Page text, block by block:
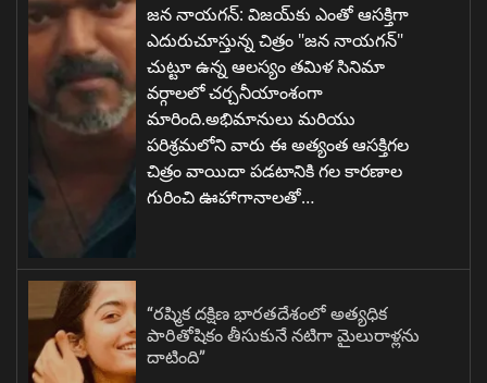
జన నాయగన్: విజయ్‌కు ఎంతో ఆసక్తిగా
ఎదురుచూస్తున్న చిత్రం "జన నాయగన్"
చుట్టూ ఉన్న ఆలస్యం తమిళ సినిమా
వర్గాలలో చర్చనీయాంశంగా
మారింది.అభిమానులు మరియు
పరిశ్రమలోని వారు ఈ అత్యంత ఆసక్తిగల
చిత్రం వాయిదా పడటానికి గల కారణాల
గురించి ఊహాగానాలతో…
“రష్మిక దక్షిణ భారతదేశంలో అత్యధిక
పారితోషికం తీసుకునే నటిగా మైలురాళ్లను
దాటింది”